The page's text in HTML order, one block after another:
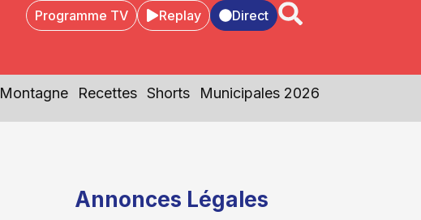
Programme TV Replay Direct
Montagne Recettes Shorts Municipales 2026
Annonces Légales